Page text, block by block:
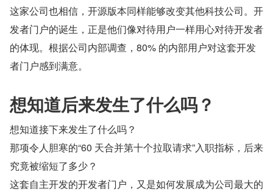
这家公司也相信，开源版本同样能够改变其他科技公司。开
发者门户的诞生，正是他们像对待用户一样用心对待开发者
的体现。根据公司内部调查，80% 的内部用户对这套开发
者门户感到满意。
想知道后来发生了什么吗？
想知道接下来发生了什么吗？
那项令人胆寒的“60 天合并第十个拉取请求”入职指标，后来
究竟被缩短了多少？
这套自主开发的开发者门户，又是如何发展成为公司最大的